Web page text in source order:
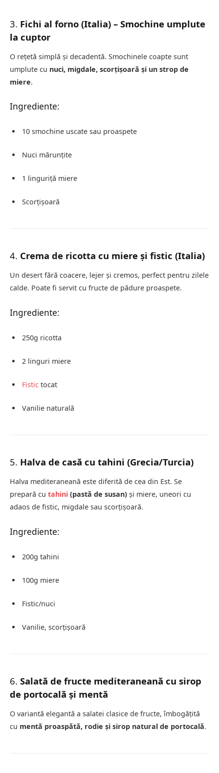
3. Fichi al forno (Italia) – Smochine umplute
la cuptor
O rețetă simplă și decadentă. Smochinele coapte sunt
umplute cu nuci, migdale, scorțișoară și un strop de
miere.
Ingrediente:
10 smochine uscate sau proaspete
Nuci mărunțite
1 linguriță miere
Scorțișoară
4. Crema de ricotta cu miere și fistic (Italia)
Un desert fără coacere, lejer și cremos, perfect pentru zilele
calde. Poate fi servit cu fructe de pădure proaspete.
Ingrediente:
250g ricotta
2 linguri miere
Fistic tocat
Vanilie naturală
5. Halva de casă cu tahini (Grecia/Turcia)
Halva mediteraneană este diferită de cea din Est. Se
prepară cu tahini (pastă de susan) și miere, uneori cu
adaos de fistic, migdale sau scorțișoară.
Ingrediente:
200g tahini
100g miere
Fistic/nuci
Vanilie, scorțișoară
6. Salată de fructe mediteraneană cu sirop
de portocală și mentă
O variantă elegantă a salatei clasice de fructe, îmbogățită
cu mentă proaspătă, rodie și sirop natural de portocală.